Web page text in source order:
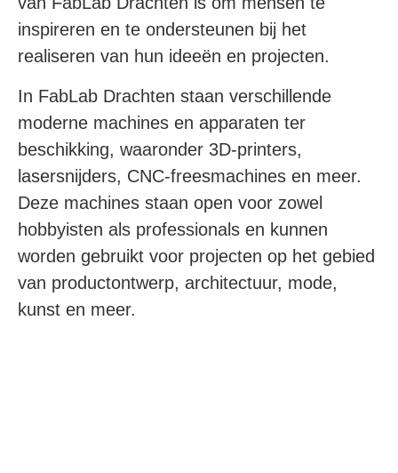
inspireren en te ondersteunen bij het
realiseren van hun ideeën en projecten.
In FabLab Drachten staan verschillende
moderne machines en apparaten ter
beschikking, waaronder 3D-printers,
lasersnijders, CNC-freesmachines en meer.
Deze machines staan open voor zowel
hobbyisten als professionals en kunnen
worden gebruikt voor projecten op het gebied
van productontwerp, architectuur, mode,
kunst en meer.